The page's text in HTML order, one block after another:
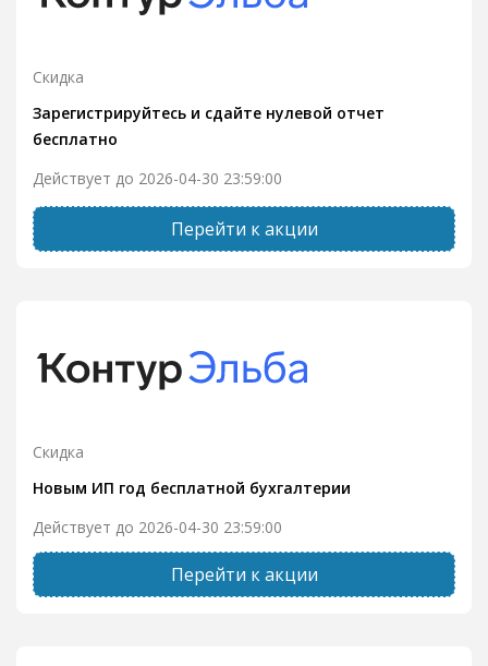
Скидка
Зарегистрируйтесь и сдайте нулевой отчет
бесплатно
Действует до 2026-04-30 23:59:00
Перейти к акции
Скидка
Новым ИП год бесплатной бухгалтерии
Действует до 2026-04-30 23:59:00
Перейти к акции